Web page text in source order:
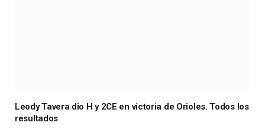
Leody Tavera dio H y 2CE en victoria de Orioles. Todos los
resultados